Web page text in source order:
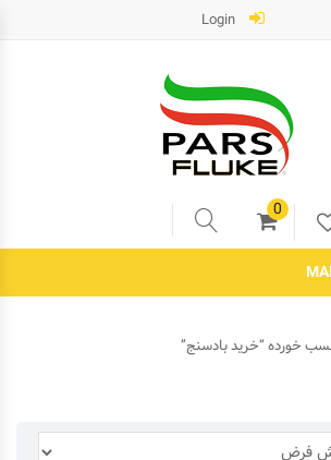
0
خورده “خرید بادسنج”